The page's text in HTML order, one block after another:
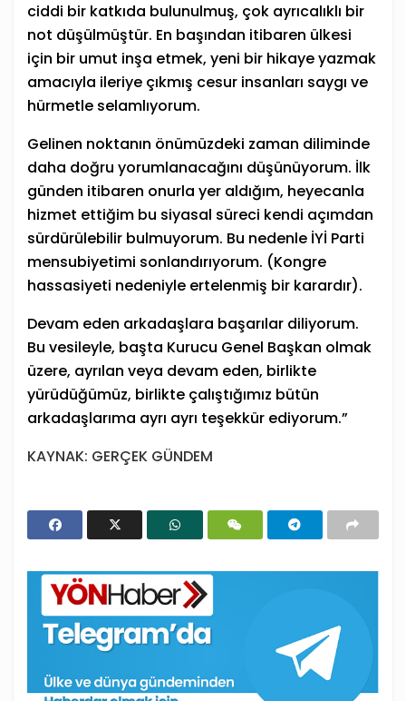
ciddi bir katkıda bulunulmuş, çok ayrıcalıklı bir
not düşülmüştür. En başından itibaren ülkesi
için bir umut inşa etmek, yeni bir hikaye yazmak
amacıyla ileriye çıkmış cesur insanları saygı ve
hürmetle selamlıyorum.
Gelinen noktanın önümüzdeki zaman diliminde
daha doğru yorumlanacağını düşünüyorum. İlk
günden itibaren onurla yer aldığım, heyecanla
hizmet ettiğim bu siyasal süreci kendi açımdan
sürdürülebilir bulmuyorum. Bu nedenle İYİ Parti
mensubiyetimi sonlandırıyorum. (Kongre
hassasiyeti nedeniyle ertelenmiş bir karardır).
Devam eden arkadaşlara başarılar diliyorum.
Bu vesileyle, başta Kurucu Genel Başkan olmak
üzere, ayrılan veya devam eden, birlikte
yürüdüğümüz, birlikte çalıştığımız bütün
arkadaşlarıma ayrı ayrı teşekkür ediyorum.”
KAYNAK: GERÇEK GÜNDEM